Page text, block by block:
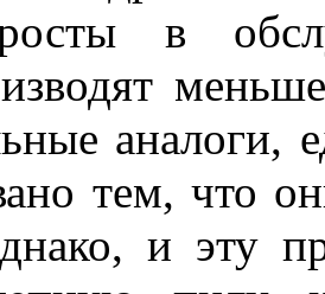
в
аналоги,
тем, что
и эту